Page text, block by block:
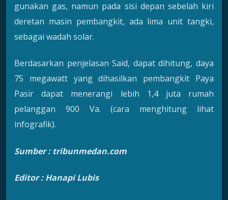
gunakan gas, namun pada sisi depan sebelah kiri
deretan masin pembangkit, ada lima unit tangki,
sebagai wadah solar.
Berdasarkan penjelasan Said, dapat dihitung, daya
75 megawatt yang dihasilkan pembangkit Paya
Pasir dapat menerangi lebih 1,4 juta rumah
pelanggan 900 Va. (cara menghitung lihat
infografik).
Sumber : tribunmedan.com
Editor : Hanapi Lubis